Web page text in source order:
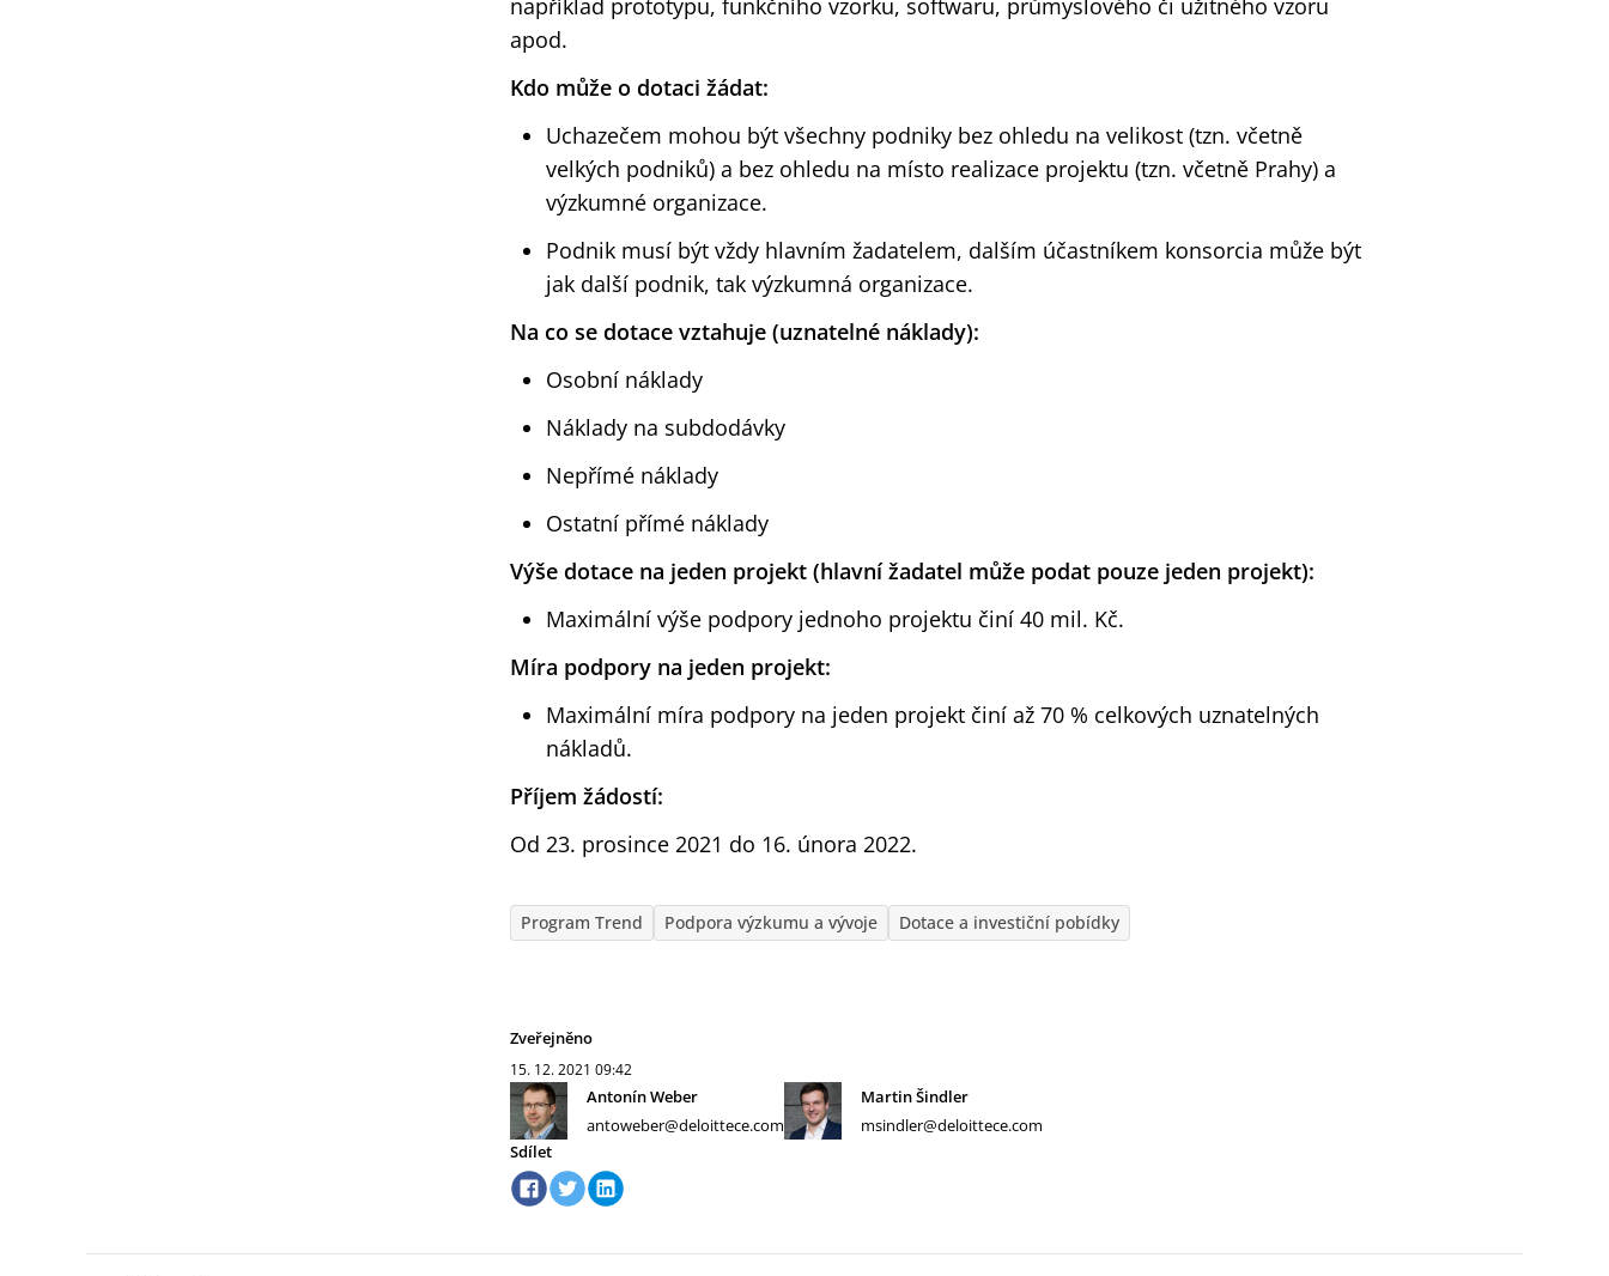
například prototypu, funkčního vzorku, softwaru, průmyslového či užitného vzoru
apod.
Kdo může o dotaci žádat:
Uchazečem mohou být všechny podniky bez ohledu na velikost (tzn. včetně
velkých podniků) a bez ohledu na místo realizace projektu (tzn. včetně Prahy) a
výzkumné organizace.
Podnik musí být vždy hlavním žadatelem, dalším účastníkem konsorcia může být
jak další podnik, tak výzkumná organizace.
Na co se dotace vztahuje (uznatelné náklady):
Osobní náklady
Náklady na subdodávky
Nepřímé náklady
Ostatní přímé náklady
Výše dotace na jeden projekt (hlavní žadatel může podat pouze jeden projekt):
Maximální výše podpory jednoho projektu činí 40 mil. Kč.
Míra podpory na jeden projekt:
Maximální míra podpory na jeden projekt činí až 70 % celkových uznatelných
nákladů.
Příjem žádostí:
Od 23. prosince 2021 do 16. února 2022.
Program Trend Podpora výzkumu a vývoje Dotace a investiční pobídky
Zveřejněno
15. 12. 2021 09:42
Antonín Weber
antoweber@deloittece.com
Martin Šindler
msindler@deloittece.com
Sdílet